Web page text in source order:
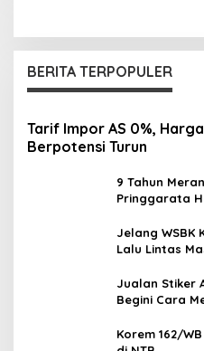
BERITA TERPOPULER
Tarif Impor AS 0%,
Berpotensi Turun
9 Tahun
Pringgarata
Jelang WSBK
Lalu Lintas
Jualan Stiker
Begini Cara
Korem 162/